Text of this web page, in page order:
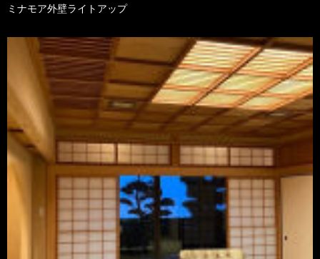
ミナモア外壁ライトアップ